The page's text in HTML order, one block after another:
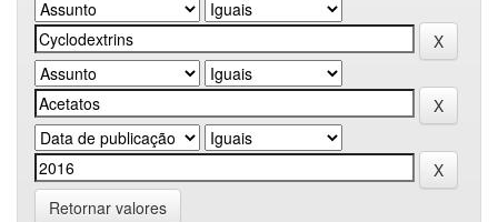
Retornar valores